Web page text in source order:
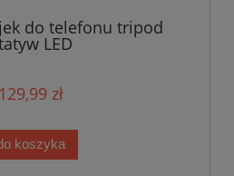
do telefonu tripod
LED
129,99 zł
koszyka